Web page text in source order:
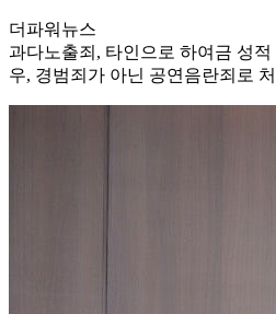
더파워뉴스
과다노출죄, 타인으로 하여금 성
우, 경범죄가 아닌 공연음란죄로